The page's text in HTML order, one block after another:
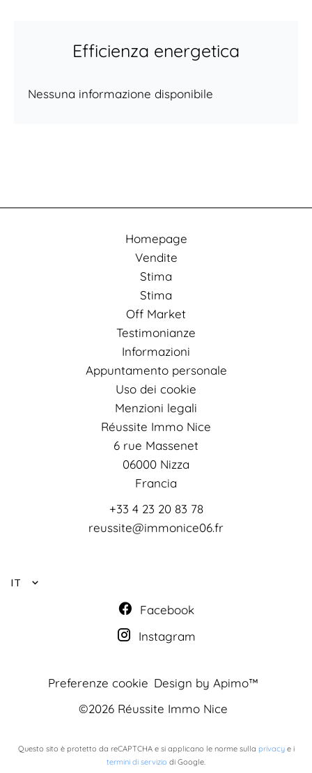
Efficienza energetica
Nessuna informazione disponibile
Homepage
Vendite
Stima
Stima
Off Market
Testimonianze
Informazioni
Appuntamento personale
Uso dei cookie
Menzioni legali
Réussite Immo Nice
6 rue Massenet
06000 Nizza
Francia
+33 4 23 20 83 78
reussite@immonice06.fr
IT
Facebook
Instagram
Preferenze cookie Design by Apimo™
©2026 Réussite Immo Nice
Questo sito è protetto da reCAPTCHA e si applicano le norme sulla privacye i
termini di servizio di Google.